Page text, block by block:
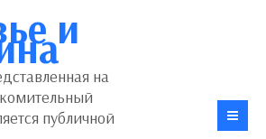
и
на
публичной